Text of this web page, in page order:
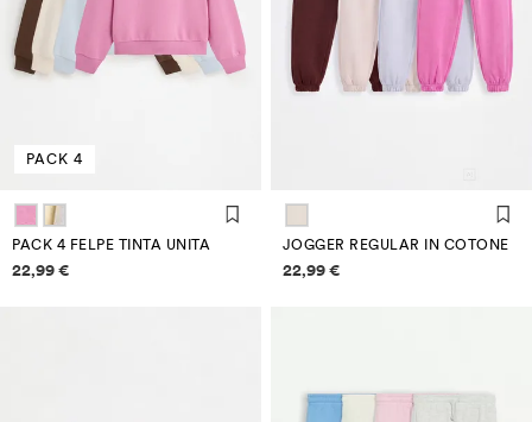
PACK 4
PACK 4 FELPE TINTA UNITA
Informazioni sui prezzi
22,99 €
JOGGER REGULAR IN COTONE
Informazioni sui prezzi
22,99 €